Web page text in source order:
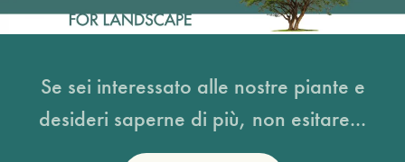
Se sei interessato alle nostre piante e
desideri saperne di più, non esitare...